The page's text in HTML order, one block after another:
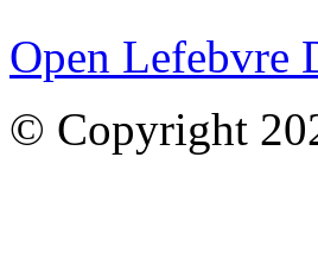
Open Lefebvre
© Copyright